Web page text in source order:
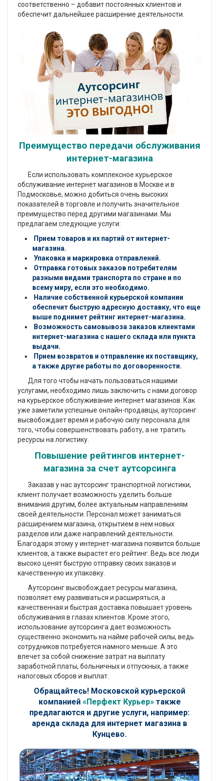
соответственно – добавит постоянных клиентов и
обеспечит дальнейшее расширение деятельности.
Преимущество передачи обслуживания
интернет-магазина
Если использовать комплексное курьерское
обслуживание интернет магазинов в Москве и в
Подмосковье, можно добиться очень высоких
показателей в торговле и получить значительное
преимущество перед другими магазинами. Мы
предлагаем следующие услуги:
Прием товаров и их партий от интернет-
магазина.
Упаковка и маркировка отправлений.
Отправка готовых заказов потребителям
разными видами транспорта по стране и по
всему миру, если это необходимо.
Наличие собственной курьерской компании
обеспечит быструю адресную доставку, что еще
выше поднимет рейтинг интернет-магазина.
Возможность самовывоза заказов клиентами
интернет-магазина с нашего склада или пункта
выдачи.
Прием возвратов и отправление их поставщику,
а также другие работы по договоренности.
Для того чтобы начать пользоваться нашими
услугами, необходимо лишь заключить с нами договор
на курьерское обслуживание интернет магазинов. Как
уже заметили успешные онлайн-продавцы, аутсорсинг
высвобождает время и рабочую силу персонала для
того, чтобы совершенствовать работу, а не тратить
ресурсы на логистику.
Повышение рейтингов интернет-
магазина за счет аутсорсинга
Заказав у нас аутсорсинг транспортной логистики,
клиент получает возможность уделить больше
внимания другим, более актуальным направлениям
своей деятельности. Персонал может заниматься
расширением магазина, открытием в нем новых
разделов или даже направлений деятельности.
Благодаря этому у интернет-магазина появится больше
клиентов, а также вырастет его рейтинг. Ведь все люди
высоко ценят быструю отправку своих заказов и
качественную их упаковку.
Аутсорсинг высвобождает ресурсы магазина,
позволяет ему развиваться и расширяться, а
качественная и быстрая доставка повышает уровень
обслуживания в глазах клиентов. Кроме этого,
использование аутсорсинга дает возможность
существенно экономить на найме рабочей силы, ведь
сотрудников потребуется намного меньше. А это
влечет за собой снижение затрат на выплату
заработной платы, больничных и отпускных, а также
налоговых сборов и выплат.
Обращайтесь! Московской курьерской
компанией «Перфект Курьер»также
предлагаются и другие услуги, например:
аренда склада для интернет магазина в
Кунцево.